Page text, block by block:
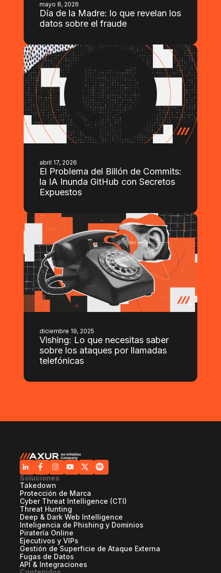
mayo 8, 2026
Día de la Madre: lo que revelan los
datos sobre el fraude
abril 17, 2026
El Problema del Billón de Commits:
la IA Inunda GitHub con Secretos
Expuestos
diciembre 19, 2025
Vishing: Lo que necesitas saber
sobre los ataques por llamadas
telefónicas
Soluciones
Takedown
Protección de Marca
Cyber Threat Intelligence (CTI)
Threat Hunting
Deep & Dark Web Intelligence
Inteligencia de Phishing y Dominios
Piratería Online
Ejecutivos y VIPs
Gestión de Superficie de Ataque Externa
Fugas de Datos
API & Integraciones